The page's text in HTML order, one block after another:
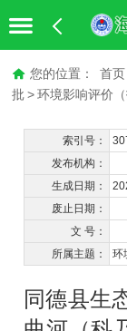
您的位置： 首页
批 > 环境影响评价（
索引号：
发布机构：
生成日期：
废止日期：
文 号：
所属主题：
环
同德县生